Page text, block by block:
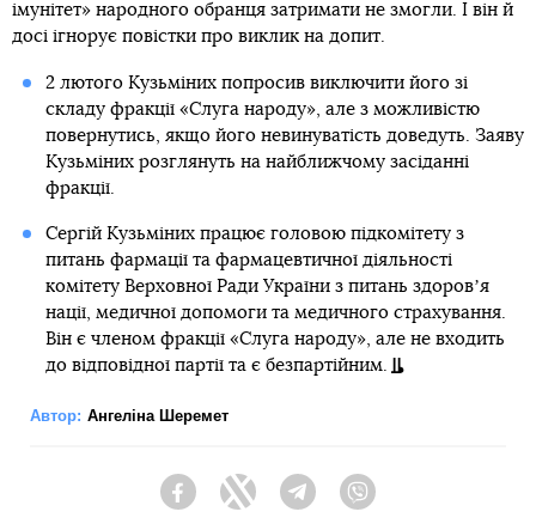
імунітет» народного обранця затримати не змогли. І він й
досі ігнорує повістки про виклик на допит.
2 лютого Кузьміних попросив виключити його зі
складу фракції «Слуга народу», але з можливістю
повернутись, якщо його невинуватість доведуть. Заяву
Кузьміних розглянуть на найближчому засіданні
фракції.
Сергій Кузьміних працює головою підкомітету з
питань фармації та фармацевтичної діяльності
комітету Верховної Ради України з питань здоровʼя
нації, медичної допомоги та медичного страхування.
Він є членом фракції «Слуга народу», але не входить
до відповідної партії та є безпартійним.
Автор: Ангеліна Шеремет
FacebookTwitter Telegram